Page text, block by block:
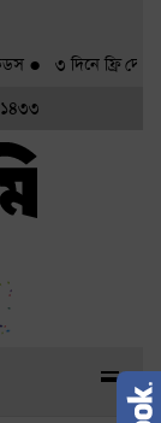
● ৩ দিনে ফ্রি দেখা